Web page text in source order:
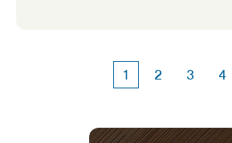
1 2 3 4